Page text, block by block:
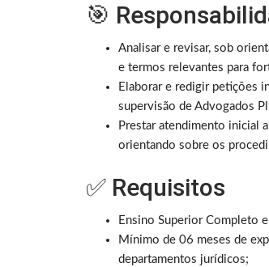
🎯
Analisar e revisar, sob
e termos relevantes para
Elaborar e redigir petições
supervisão de Advogados
Prestar atendimento inicial
orientando sobre os
✅ Requisitos
Ensino Superior Completo
Mínimo de 06 meses de
departamentos jurídicos;